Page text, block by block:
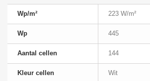
Wp/m² 223 W/m²
Wp 445
Aantal cellen 144
Kleur cellen Wit